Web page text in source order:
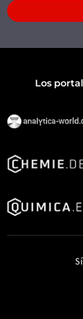
Los